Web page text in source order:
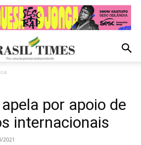
por apoio de
internacionais
2021